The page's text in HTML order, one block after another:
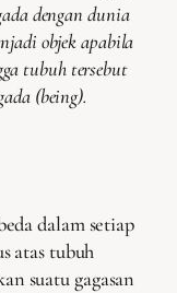
dengan dunia
objek apabila
tubuh tersebut
(being).
dalam setiap
atas tubuh
suatu gagasan